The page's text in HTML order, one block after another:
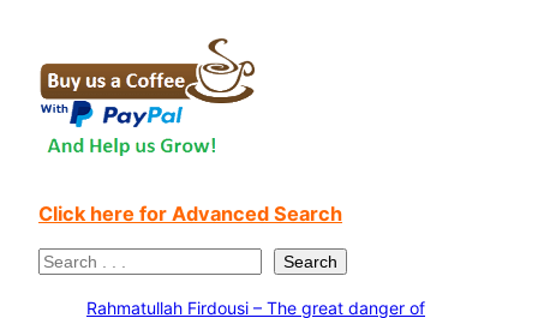
Click here for Advanced Search
S
Search
Rahmatullah Firdousi – The great danger of